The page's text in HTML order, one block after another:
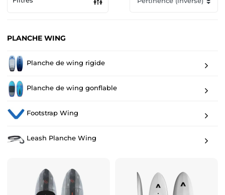
PLANCHE WING
Planche de wing rigide
Planche de wing gonflable
Footstrap Wing
Leash Planche Wing